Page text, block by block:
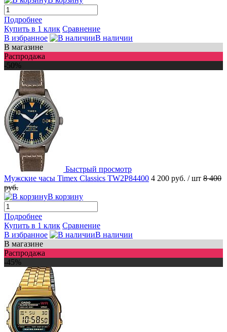
Подробнее
Купить в 1 клик Сравнение
В избранное
В наличии
В магазине
Распродажа
-50%
Быстрый просмотр
Мужские часы Timex Classics TW2P84400 4 200 руб. / шт 8 400
руб.
В корзину
Подробнее
Купить в 1 клик Сравнение
В избранное
В наличии
В магазине
Распродажа
-45%